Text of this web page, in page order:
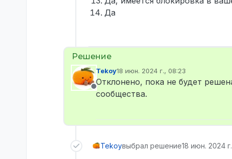
Да
Не в сети
Tekoy18 июн. 2024 г., 08:23
отредактировано
Отклонено, пока не будет
сообщества.
Tekoyвыбрал решение18 июн. 2024